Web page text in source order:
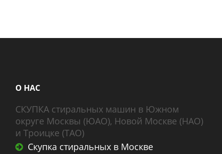
О НАС
СКУПКА стиральных машин в Южном
округе Москвы (ЮАО), Новой Москве (НАО)
и Троицке (ТАО)
Скупка стиральных в Москве